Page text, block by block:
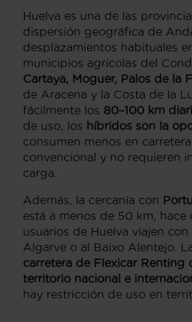
Huelva es una de las
dispersión geográfica de
desplazamientos habituales
municipios agrícolas del
Cartaya, Moguer, Palos de la
de Aracena y la Costa de la
fácilmente los 80–100 km
de uso, los híbridos son la
consumen menos en
convencional y no requieren
carga.
Además, la cercanía con
está a menos de 50 km, hace
usuarios de Huelva viajen
Algarve o al Baixo Alentejo.
carretera de Flexicar Renting
territorio nacional e
hay restricción de uso en